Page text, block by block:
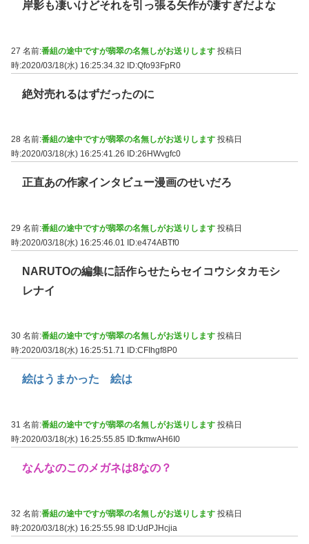
岸影も凄いけどそれを引っ張る矢作が凄すぎだよな
27 名前:番組の途中ですが翡翠の名無しがお送りします 投稿日
時:2020/03/18(水) 16:25:34.32 ID:Qfo93FpR0
絶対売れるはずだったのに
28 名前:番組の途中ですが翡翠の名無しがお送りします 投稿日
時:2020/03/18(水) 16:25:41.26
ID:26HWvgfc0
正直あの作家インタビュー漫画のせいだろ
29 名前:番組の途中ですが翡翠の名無しがお送りします 投稿日
時:2020/03/18(水) 16:25:46.01 ID:e474ABTf0
NARUTOの編集に話作らせたらセイコウシタカモシ
レナイ
30 名前:番組の途中ですが翡翠の名無しがお送りします 投稿日
時:2020/03/18(水) 16:25:51.71
ID:CFIhgf8P0
絵はうまかった 絵は
31 名前:番組の途中ですが翡翠の名無しがお送りします 投稿日
時:2020/03/18(水) 16:25:55.85
ID:fkmwAH6I0
なんなのこのメガネは8なの？
32 名前:番組の途中ですが翡翠の名無しがお送りします 投稿日
時:2020/03/18(水) 16:25:55.98 ID:UdPJHcjia